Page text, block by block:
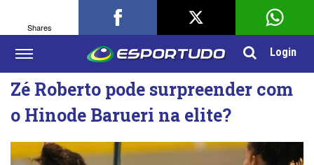
Login
Zé Roberto pode surpreender com
o Hinode Barueri na elite?
Shares